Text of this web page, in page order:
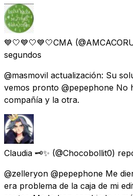
💙🤍💙🤍💙🤍CMA
segundos
@masmovil actualización: Su
vemos pronto @pepephone No
compañía y la otra.
Claudia 🗝️✨ (@Chocobollit0)
@zelleryon @pepephone Me
era problema de la caja de mi